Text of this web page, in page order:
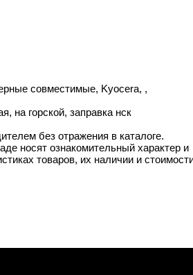
совместимые, Kyocera, ,
на горской, заправка нск
без отражения в каталоге.
носят ознакомительный характер и
товаров, их наличии и